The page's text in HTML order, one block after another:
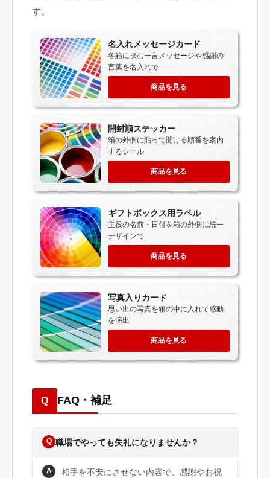
す。
名入れメッセージカード
各箱に挟む一言メッセージや感謝の
言葉を名入れで
商品を見る
開封順ステッカー
箱の外側に貼って開ける順番を案内
するシール
商品を見る
ギフトボックス用ラベル
主役の名前・日付を箱の外側に統一
デザインで
商品を見る
写真入りカード
思い出の写真を箱の中に入れて感動
を演出
商品を見る
Q FAQ・補足
Q 職場でやっても失礼になりませんか？
A
相手を不安にさせない内容で、感謝やお祝